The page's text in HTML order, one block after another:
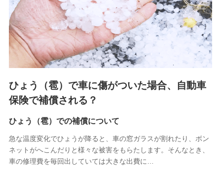
るために利用させていただくことがあります。）
上記に係る連絡・手続き・管理等付帯業務を行うため
3.セミナー募集サイトから取得した個人情報
各種セミナーの案内、開催のため
上記に係る連絡・手続き・管理等付帯業務を行うため
4.家族・友達紹介にて取得した個人情報
被紹介者への連絡、及び当社と取引のあるもしくは委託を受
けている保険会社・提携会社の保険その他に関する情報を提
供し、金融商品等の契約を勧奨するため
アンケートやキャンペーン等の実施のため
上記に係る連絡・手続き・管理等付帯業務を行うため
5.通話録音にて取得する情報
ひょう（雹）で車に傷がついた場合、自動車
保険で補償される？
ひょう（雹）での補償について
急な温度変化でひょうが降ると、車の窓ガラスが割れたり、ボン
ネットがへこんだりと様々な被害をもらたします。そんなとき、
車の修理費を毎回出していては大きな出費に…